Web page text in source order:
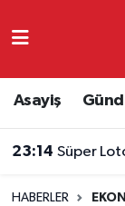
Asayiş
23:14 Süper
HABERLER
Ekonomi
Antalya